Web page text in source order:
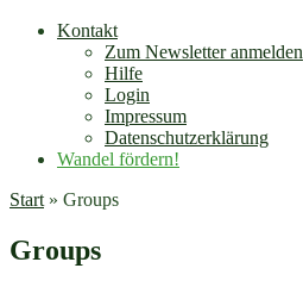
Kontakt
Zum Newsletter anmelden
Hilfe
Login
Impressum
Datenschutzerklärung
Wandel fördern!
Start » Groups
Groups